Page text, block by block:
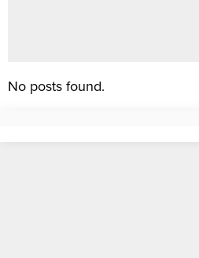
No posts found.